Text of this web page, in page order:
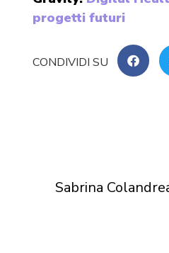
progetti futuri
Sabrina